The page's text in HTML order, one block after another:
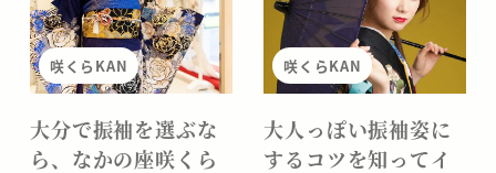
咲くらKAN
大分で振袖を選ぶな
ら、なかの座咲くら
咲くらKAN
大人っぽい振袖姿に
するコツを知ってイ